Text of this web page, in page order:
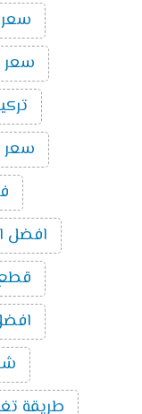
سعر
سعر
تركيب
سعر
افضل
قطع
افضل
طريقة